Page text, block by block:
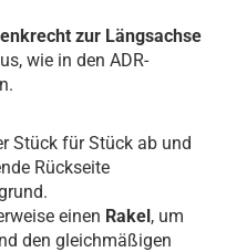
zur Längsachse
wie in den ADR-
Stück für Stück ab und
Rückseite
einen Rakel, um
den gleichmäßigen